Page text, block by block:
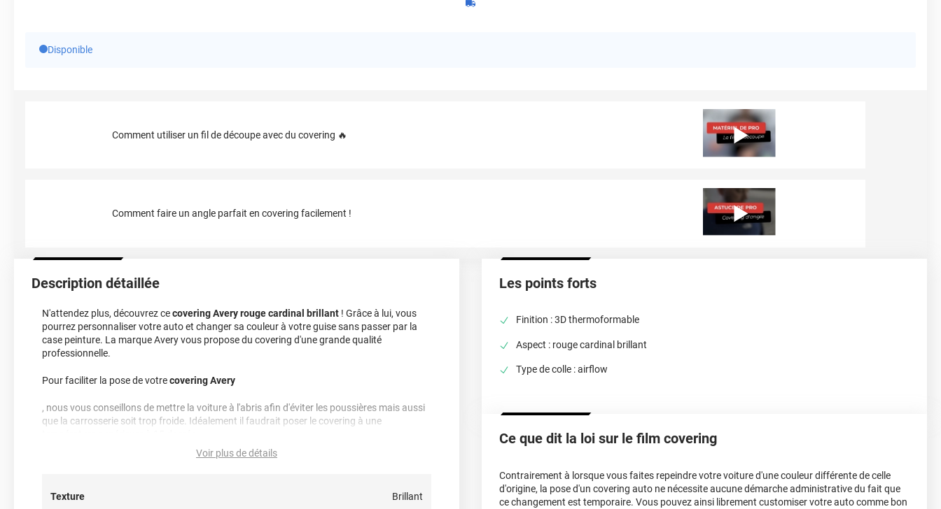
Disponible
Comment utiliser un fil de découpe avec du covering 🔥
Comment faire un angle parfait en covering facilement !
Description détaillée
N'attendez plus, découvrez cecovering Avery rouge cardinal brillant ! Grâce à lui, vous
pourrez personnaliser votre auto et changer sa couleur à votre guise sans passer par la
case peinture. La marque Avery vous propose du covering d'une grande qualité
professionnelle.
Pour faciliter la pose de votrecovering Avery
, nous vous conseillons de mettre la voiture à l'abris afin d'éviter les poussières mais aussi
que la carrosserie soit trop froide. Idéalement il faudrait poser le covering à une
Nettoyage : les produits utilisés pour le nettoyage et l'entretien du covering, doivent être
de glycol, ni détergents nuisibles...
Voir plus de détails
Texture Brillant
Les points forts
Finition : 3D thermoformable
Aspect : rouge cardinal brillant
Type de colle : airflow
Ce que dit la loi sur le film covering
Contrairement à lorsque vous faites repeindre votre voiture d'une couleur différente de celle
d'origine, la pose d'un covering auto ne nécessite aucune démarche administrative du fait que
ce changement est temporaire. Vous pouvez ainsi librement customiser votre auto comme bon